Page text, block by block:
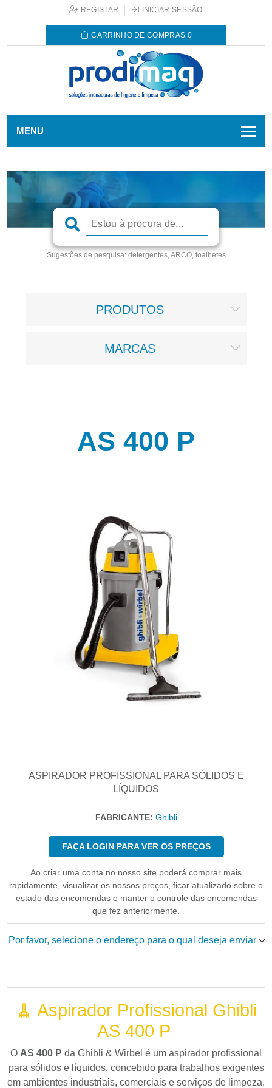
REGISTAR INICIAR SESSÃO
CARRINHO DE COMPRAS 0
MENU
Sugestões de pesquisa:detergentes, ARCO, toalhetes
PRODUTOS
MARCAS
AS 400 P
ASPIRADOR PROFISSIONAL PARA SÓLIDOS E
LÍQUIDOS
FABRICANTE: Ghibli
FAÇA LOGIN PARA VER OS PREÇOS
Ao criar uma conta no nosso site poderá comprar mais
rapidamente, visualizar os nossos preços, ficar atualizado sobre o
estado das encomendas e manter o controle das encomendas
que fez anteriormente.
Por favor, selecione o endereço para o qual deseja enviar
🧹 Aspirador Profissional Ghibli
AS 400 P
O AS 400 P da Ghibli & Wirbel é um aspirador profissional
para sólidos e líquidos, concebido para trabalhos exigentes
em ambientes industriais, comerciais e serviços de limpeza.